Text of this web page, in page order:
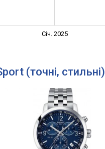
Січ. 2025
(точні, стильні)